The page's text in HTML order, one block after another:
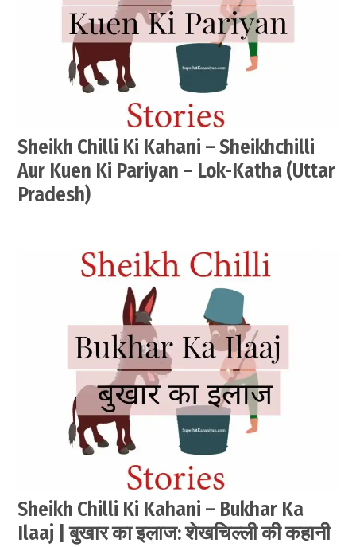
Sheikh Chilli Ki Kahani – Sheikhchilli
Aur Kuen Ki Pariyan – Lok-Katha (Uttar
Pradesh)
Sheikh Chilli Ki Kahani – Bukhar Ka
Ilaaj | बुखार का इलाज: शेखचिल्ली की कहानी